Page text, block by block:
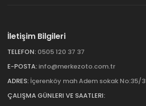
İletişim Bilgileri
TELEFON: 0505 120 37 37
E-POSTA: info@merkezoto.com.tr
ADRES: İçerenköy mah Adem sokak No:35/
ÇALIŞMA GÜNLERI VE SAATLERI: